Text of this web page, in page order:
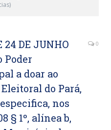
24 DE JUNHO
Poder
a doar ao
do Pará,
nos
§ 1º, alínea b,
0